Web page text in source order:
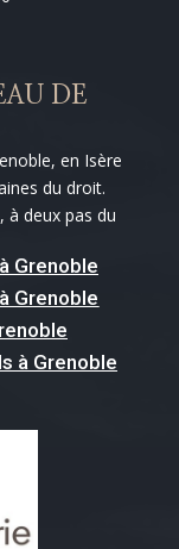
DE
en Isère
du droit.
à deux pas du
Grenoble
Grenoble
à Grenoble